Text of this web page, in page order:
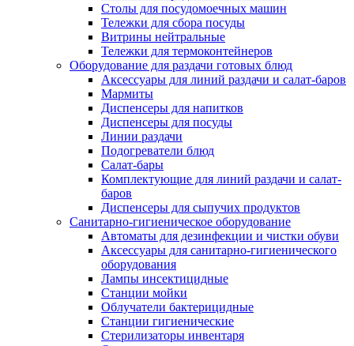
Столы для посудомоечных машин
Тележки для сбора посуды
Витрины нейтральные
Тележки для термоконтейнеров
Оборудование для раздачи готовых блюд
Аксессуары для линий раздачи и салат-баров
Мармиты
Диспенсеры для напитков
Диспенсеры для посуды
Линии раздачи
Подогреватели блюд
Салат-бары
Комплектующие для линий раздачи и салат-
баров
Диспенсеры для сыпучих продуктов
Санитарно-гигиеническое оборудование
Автоматы для дезинфекции и чистки обуви
Аксессуары для санитарно-гигиенического
оборудования
Лампы инсектицидные
Станции мойки
Облучатели бактерицидные
Станции гигиенические
Стерилизаторы инвентаря